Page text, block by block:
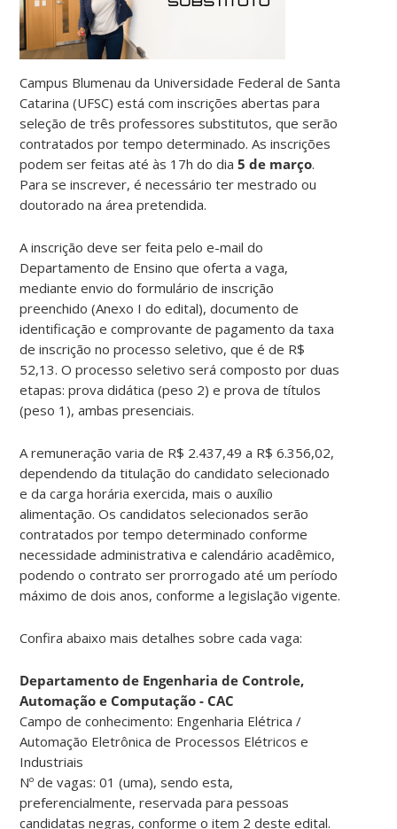
Campus Blumenau da Universidade Federal de Santa
Catarina (UFSC) está com inscrições abertas para
seleção de três professores substitutos, que serão
contratados por tempo determinado. As inscrições
podem ser feitas até às 17h do dia5 de março.
Para se inscrever, é necessário ter mestrado ou
doutorado na área pretendida.
A inscrição deve ser feita pelo e-mail do
Departamento de Ensino que oferta a vaga,
mediante envio do formulário de inscrição
preenchido (Anexo I do edital), documento de
identificação e comprovante de pagamento da taxa
de inscrição no processo seletivo, que é de R$
52,13. O processo seletivo será composto por duas
etapas: prova didática (peso 2) e prova de títulos
(peso 1), ambas presenciais.
A remuneração varia de R$ 2.437,49 a R$ 6.356,02,
dependendo da titulação do candidato selecionado
e da carga horária exercida, mais o auxílio
alimentação. Os candidatos selecionados serão
contratados por tempo determinado conforme
necessidade administrativa e calendário acadêmico,
podendo o contrato ser prorrogado até um período
máximo de dois anos, conforme a legislação vigente.
Confira abaixo mais detalhes sobre cada vaga:
Departamento de Engenharia de Controle,
Automação e Computação - CAC
Campo de conhecimento: Engenharia Elétrica /
Automação Eletrônica de Processos Elétricos e
Industriais
Nº de vagas: 01 (uma), sendo esta,
preferencialmente, reservada para pessoas
candidatas negras, conforme o item 2 deste edital.